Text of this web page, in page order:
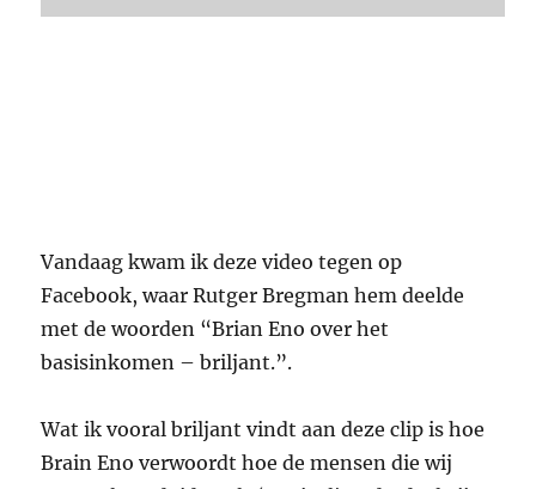
Vandaag kwam ik deze video tegen op
Facebook, waar Rutger Bregman hem deelde
met de woorden “Brian Eno over het
basisinkomen – briljant.”.
Wat ik vooral briljant vindt aan deze clip is hoe
Brain Eno verwoordt hoe de mensen die wij